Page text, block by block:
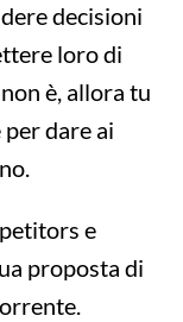
decisioni
loro di
è, allora tu
dare ai
e
proposta di